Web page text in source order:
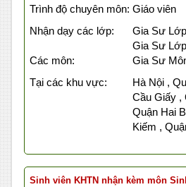
Trình độ chuyên môn: Giáo viên
Nhận dạy các lớp:
Gia Sư
Gia Sư
Các môn:
Gia Sư
Tại các khu vực:
Hà Nội ,
Cầu Giấy ,
Quận Hai
Kiếm ,
Sinh viên KHTN nhận kèm môn